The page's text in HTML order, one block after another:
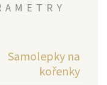
Samolepky na
kořenky